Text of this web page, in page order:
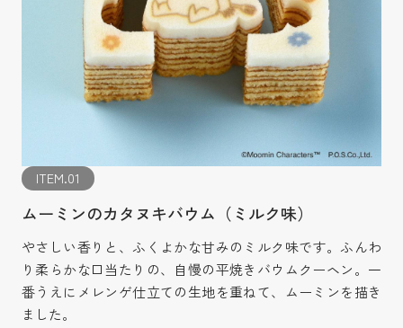
ITEM.01
ムーミンのカタヌキバウム（ミルク味）
やさしい香りと、ふくよかな甘みのミルク味です。ふんわ
り柔らかな口当たりの、自慢の平焼きバウムクーヘン。一
番うえにメレンゲ仕立ての生地を重ねて、ムーミンを描き
ました。